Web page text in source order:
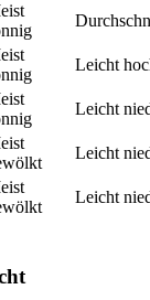
Leicht
Leicht
Leicht
Leicht